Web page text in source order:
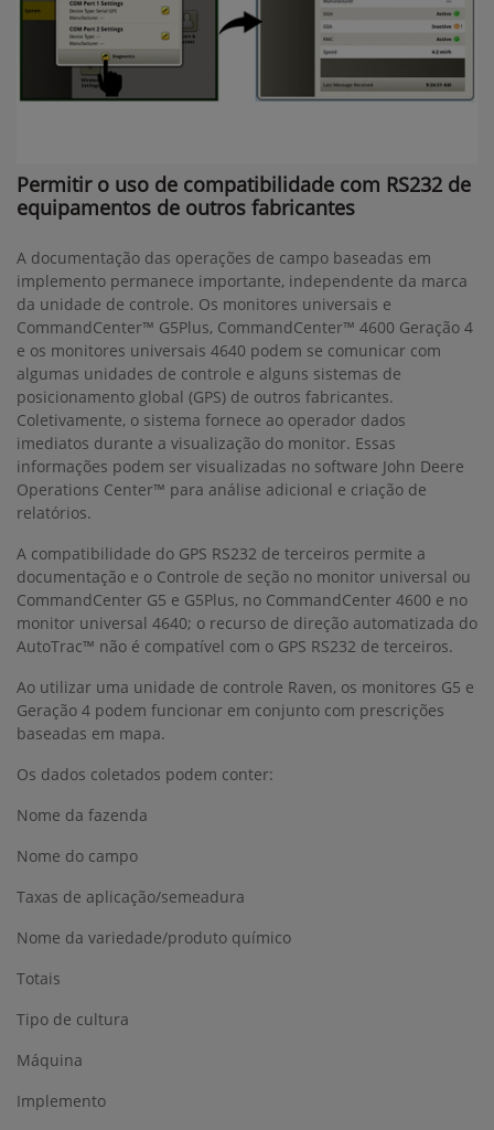
Permitir o uso de compatibilidade com RS232 de
equipamentos de outros fabricantes
A documentação das operações de campo baseadas em
implemento permanece importante, independente da marca
da unidade de controle. Os monitores universais e
CommandCenter™ G5Plus, CommandCenter™ 4600 Geração 4
e os monitores universais 4640 podem se comunicar com
algumas unidades de controle e alguns sistemas de
posicionamento global (GPS) de outros fabricantes.
Coletivamente, o sistema fornece ao operador dados
imediatos durante a visualização do monitor. Essas
informações podem ser visualizadas no software John Deere
Operations Center™ para análise adicional e criação de
relatórios.
A compatibilidade do GPS RS232 de terceiros permite a
documentação e o Controle de seção no monitor universal ou
CommandCenter G5 e G5Plus, no CommandCenter 4600 e no
monitor universal 4640; o recurso de direção automatizada do
AutoTrac™ não é compatível com o GPS RS232 de terceiros.
Ao utilizar uma unidade de controle Raven, os monitores G5 e
Geração 4 podem funcionar em conjunto com prescrições
baseadas em mapa.
Os dados coletados podem conter:
Nome da fazenda
Nome do campo
Taxas de aplicação/semeadura
Nome da variedade/produto químico
Totais
Tipo de cultura
Máquina
Implemento